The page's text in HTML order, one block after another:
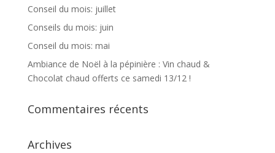
Conseil du mois: juillet
Conseils du mois: juin
Conseil du mois: mai
Ambiance de Noël à la pépinière : Vin chaud &
Chocolat chaud offerts ce samedi 13/12 !
Commentaires récents
Archives